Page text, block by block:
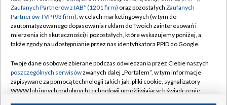
Emisja w TVP
Centrum informacji TVP
Naziemna Telewizja Cyfrowa
Rada Programowa
System NOS
Polityka prywatności
Moje zgody
Pomoc
Kontakt
Zaufanych Partnerów z IAB* (1201 firm) oraz pozostałych Zaufanych
Partnerów TVP (93 firm), w celach marketingowych (w tym do
zautomatyzowanego dopasowania reklam do Twoich zainteresowań i
mierzenia ich skuteczności) i pozostałych, które wskazujemy poniżej, a
także zgody na udostępnianie przez nas identyfikatora PPID do Google.
Twoje dane osobowe zbierane podczas odwiedzania przez Ciebie naszych
poszczególnych serwisówzwanych dalej „Portalem”, w tym informacje
zapisywane za pomocą technologii takich jak: pliki cookie, sygnalizatory
WWW lub innych podobnych technologii umożliwiających świadczenie